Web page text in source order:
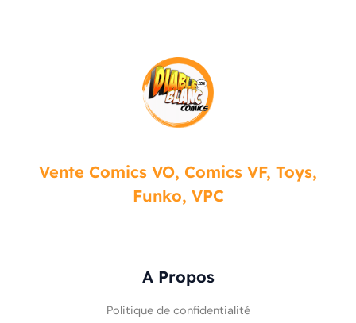
Vente Comics VO, Comics VF, Toys,
Funko, VPC
A Propos
Politique de confidentialité